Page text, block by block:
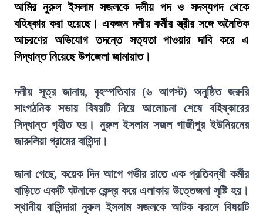
আমির নুরুল ইসলাম সজলকে দলীয় পদ ও সদস্যপদ থেকে
বহিষ্কার করা হয়েছে। একজন দলীয় কর্মীর স্ত্রীর সঙ্গে অনৈতিক
আচরণের অভিযোগ তদন্তে সত্যতা পাওয়ার দাবি করে এ
সিদ্ধান্ত নিয়েছে উপজেলা জামায়াত।
দলীয় সূত্র জানায়, বৃহস্পতিবার (৬ আগস্ট) অনুষ্ঠিত জরুরি
সাংগঠনিক সভায় বিষয়টি নিয়ে আলোচনা শেষে বহিষ্কারের
সিদ্ধান্ত গৃহীত হয়। নুরুল ইসলাম সজল গাজীপুর ইউনিয়নের
জারুলিয়া গ্রামের বাসিন্দা।
জানা গেছে, কয়েক দিন আগে গভীর রাতে এক প্রতিবন্ধী কর্মীর
বাড়িতে একটি ঘটনাকে কেন্দ্র করে এলাকায় উত্তেজনা সৃষ্টি হয়।
স্থানীয় বাসিন্দারা নুরুল ইসলাম সজলকে আটক করলে বিষয়টি